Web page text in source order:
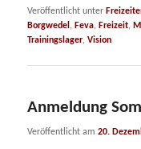
Veröffentlicht unter
Borgwedel,Feva,Freizeit,
Trainingslager,Vision
Anmeldung
Veröffentlicht am20.